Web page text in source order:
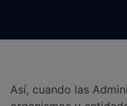
Así, cuando las